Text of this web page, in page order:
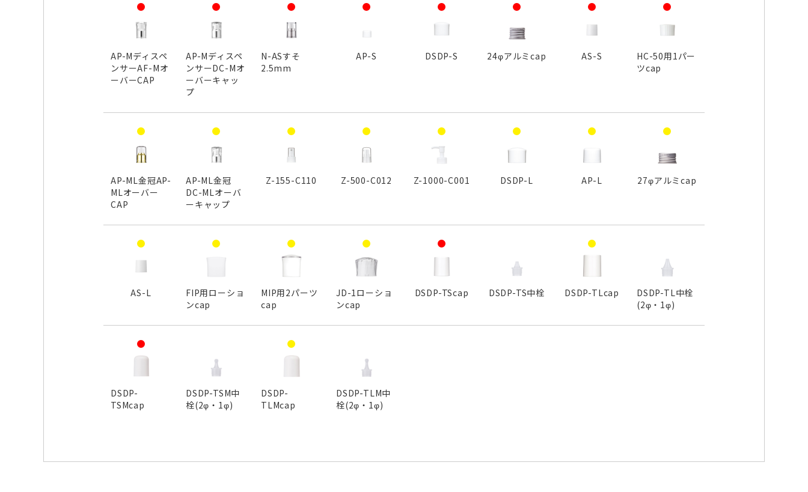
AP-Mディスペ
ンサーAF-Mオ
ーバーCAP
AP-Mディスペ
ンサーDC-Mオ
ーバーキャッ
プ
N-ASすそ
2.5mm
AP-S DSDP-S 24φアルミcap AS-S
HC-50用1パー
ツcap
AP-ML金冠AP-
MLオーバー
CAP
AP-ML金冠
DC-MLオーバ
ーキャップ
Z-155-C110 Z-500-C012 Z-1000-C001 DSDP-L AP-L 27φアルミcap
AS-L
FIP用ローショ
ンcap
MIP用2パーツ
cap
JD-1ローショ
ンcap
DSDP-TScap DSDP-TS中栓 DSDP-TLcap
DSDP-TL中栓
(2φ・1φ)
DSDP-
TSMcap
DSDP-TSM中
栓(2φ・1φ)
DSDP-
TLMcap
DSDP-TLM中
栓(2φ・1φ)